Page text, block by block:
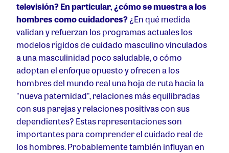
televisión? En particular, ¿cómo se muestra a los
hombres como cuidadores?¿En qué medida
validan y refuerzan los programas actuales los
modelos rígidos de cuidado masculino vinculados
a una masculinidad poco saludable, o cómo
adoptan el enfoque opuesto y ofrecen a los
hombres del mundo real una hoja de ruta hacia la
"nueva paternidad", relaciones más equilibradas
con sus parejas y relaciones positivas con sus
dependientes? Estas representaciones son
importantes para comprender el cuidado real de
los hombres. Probablemente también influyan en